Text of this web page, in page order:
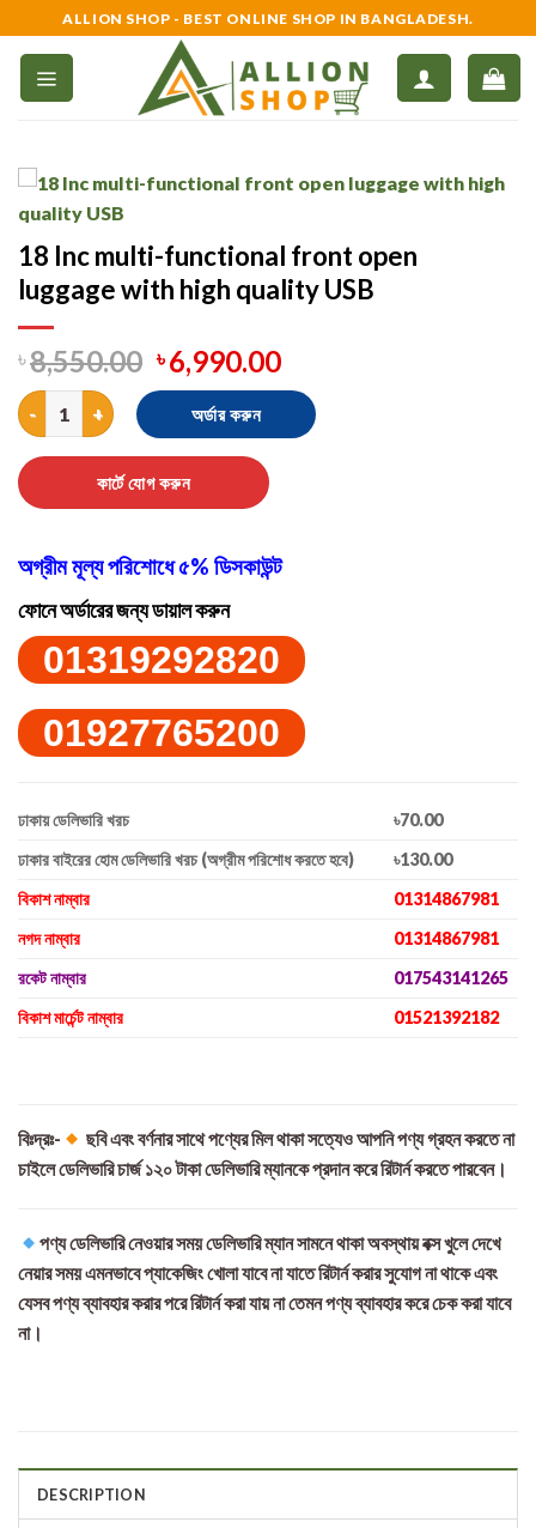
to
content
ALLION SHOP - BEST ONLINE SHOP IN BANGLADESH.
18 Inc multi-functional front open
luggage with high quality USB
৳8,550.00 ৳6,990.00
18 Inc multi-functional front open luggage with high quality
অর্ডার করুন
কার্টে যোগ করুন
অগ্রীম মূল্য পরিশোধে ৫% ডিসকাউন্ট
ফোনে অর্ডারের জন্য ডায়াল করুন
01319292820
01927765200
ঢাকায় ডেলিভারি খরচ
৳70.00
ঢাকার বাইরের হোম ডেলিভারি খরচ (অগ্রীম পরিশোধ করতে হবে)
৳130.00
বিকাশ নাম্বার
01314867981
নগদ নাম্বার
01314867981
রকেট নাম্বার
017543141265
বিকাশ মার্চেন্ট নাম্বার
01521392182
বিঃদ্রঃ-
ছবি এবং বর্ণনার সাথে পণ্যের মিল থাকা সত্যেও আপনি পণ্য গ্রহন করতে না
চাইলে ডেলিভারি চার্জ ১২০ টাকা ডেলিভারি ম্যানকে প্রদান করে রিটার্ন করতে পারবেন।
পণ্য ডেলিভারি নেওয়ার সময় ডেলিভারি ম্যান সামনে থাকা অবস্থায় বক্স খুলে দেখে
নেয়ার সময় এমনভাবে প্যাকেজিং খোলা যাবে না যাতে রিটার্ন করার সুযোগ না থাকে এবং
যেসব পণ্য ব্যাবহার করার পরে রিটার্ন করা যায় না তেমন পণ্য ব্যাবহার করে চেক করা যাবে
না।
DESCRIPTION